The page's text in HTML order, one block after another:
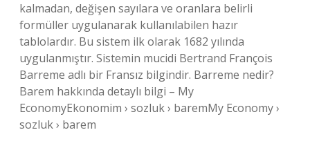
kalmadan, değişen sayılara ve oranlara belirli
formüller uygulanarak kullanılabilen hazır
tablolardır. Bu sistem ilk olarak 1682 yılında
uygulanmıştır. Sistemin mucidi Bertrand François
Barreme adlı bir Fransız bilgindir. Barreme nedir?
Barem hakkında detaylı bilgi – My
EconomyEkonomim › sozluk › baremMy Economy ›
sozluk › barem